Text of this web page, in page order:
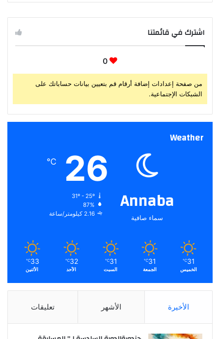
اشترك في قائمتنا
0
من صفحة إعدادات إضافة أرقام قم بتعيين بيانات حساباتك على
الشبكات الإجتماعية.
Weather
Annaba
سماء صافية
26
℃
31º - 25º
87%
2.16 كيلومتر/ساعة
31
℃
الخميس
31
℃
الجمعة
31
℃
السبت
32
℃
الأحد
33
℃
الأثنين
الأخيرة الأشهر تعليقات